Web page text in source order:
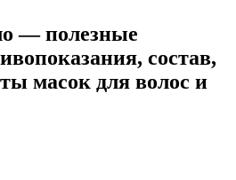
— полезные
состав,
масок для волос и